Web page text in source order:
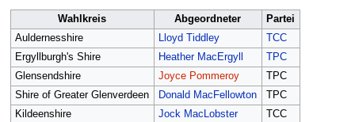
Wahlkreis Abgeordneter
Partei
Auldernesshire
Lloyd Tiddley
TCC
Ergyllburgh's Shire
Heather MacErgyll
TPC
Glensendshire
Joyce Pommeroy
TPC
Shire of Greater Glenverdeen
Donald MacFellowton
TPC
Kildeenshire
Jock MacLobster
TCC